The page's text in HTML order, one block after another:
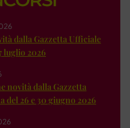
dalla Gazzetta Ufficiale
luglio 2026
novità dalla Gazzetta
del 26 e 30 giugno 2026